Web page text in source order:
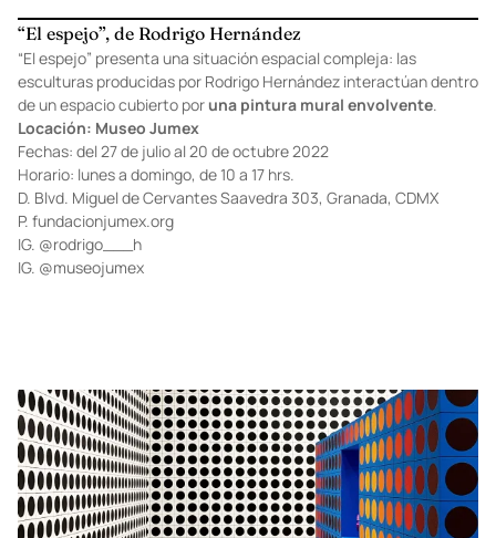
“El espejo”, de Rodrigo Hernández
“El espejo” presenta una situación espacial compleja: las
esculturas producidas por Rodrigo Hernández interactúan dentro
de un espacio cubierto poruna pintura mural envolvente.
Locación: Museo Jumex
Fechas: del 27 de julio al 20 de octubre 2022
Horario: lunes a domingo, de 10 a 17 hrs.
D. Blvd. Miguel de Cervantes Saavedra 303, Granada, CDMX
P. fundacionjumex.org
IG. @rodrigo___h
IG. @museojumex